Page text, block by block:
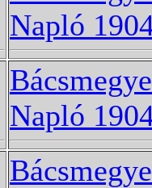
Napló
Napló